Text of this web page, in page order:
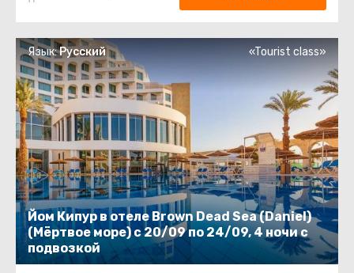
Йом Кипур в отеле Brown Dead Sea (Daniel)
(Мёртвое море) с 20/09 по 24/09, 4 ночи с
подвозкой
Язык:Русский «Tourist class»